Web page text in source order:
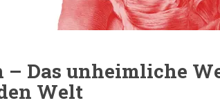
– Das unheimliche
Welt